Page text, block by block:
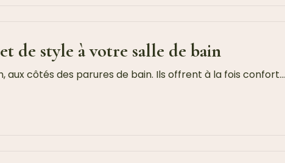
de style à votre salle de bain
aux côtés des parures de bain. Ils offrent à la fois confort…